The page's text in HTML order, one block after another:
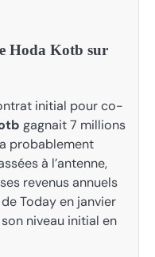
Hoda Kotb sur
initial pour co-
gagnait 7 millions
probablement
à l’antenne,
revenus annuels
Today en janvier
niveau initial en